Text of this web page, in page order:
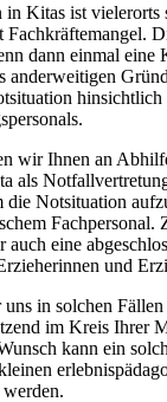
in Kitas ist vielerorts
Fachkräftemangel.
dann einmal
anderweitigen
wir Ihnen an
als
die Notsituation
Fachpersonal.
auch eine
und
uns in solchen
im Kreis Ihrer
kann ein
werden.